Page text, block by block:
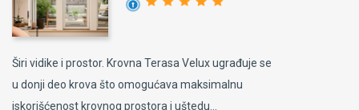
Širi vidike i prostor. Krovna Terasa Velux ugrađuje se
u donji deo krova što omogućava maksimalnu
iskorišćenost krovnog prostora i uštedu...